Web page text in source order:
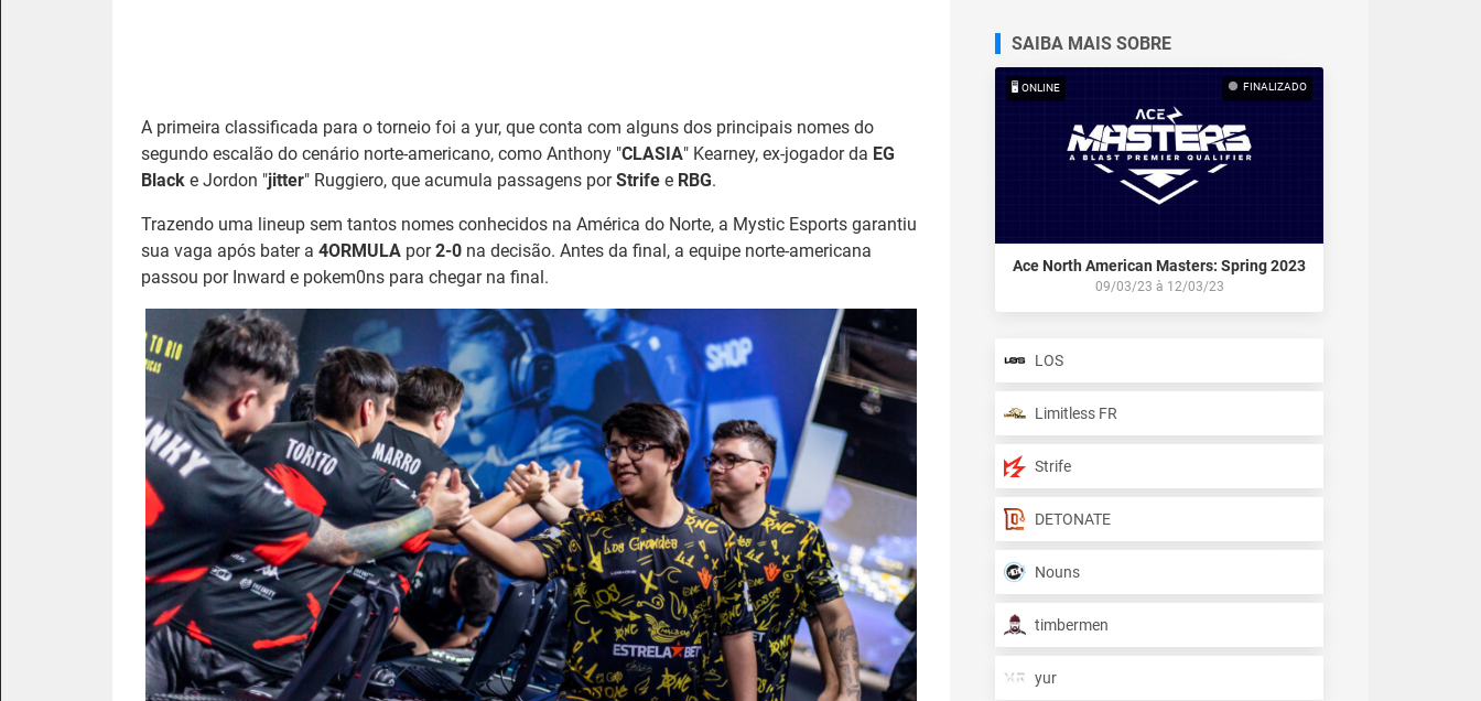
A primeira classificada para o torneio foi a yur, que conta com alguns dos principais nomes do
segundo escalão do cenário norte-americano, como Anthony "CLASIA" Kearney, ex-jogador da EG
Black e Jordon "jitter" Ruggiero, que acumula passagens porStrife e RBG.
Trazendo uma lineup sem tantos nomes conhecidos na América do Norte, a Mystic Esports garantiu
sua vaga após bater a 4ORMULA por2-0 na decisão. Antes da final, a equipe norte-americana
passou por Inward e pokem0ns para chegar na final.
SAIBA MAIS SOBRE
FINALIZADO
🖥️ ONLINE
Ace North American Masters: Spring 2023
09/03/23 à 12/03/23
LOS
Limitless FR
Strife
DETONATE
Nouns
timbermen
yur